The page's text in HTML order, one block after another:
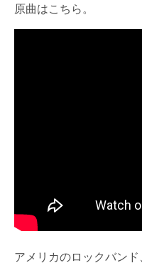
原曲はこちら。
アメリカのロックバン